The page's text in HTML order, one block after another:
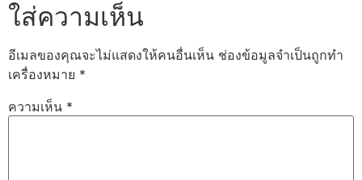
ใส่ความเห็น
อีเมลของคุณจะไม่แสดงให้คนอื่นเห็น ช่องข้อมูลจำเป็นถูกทำ
เครื่องหมาย *
ความเห็น *